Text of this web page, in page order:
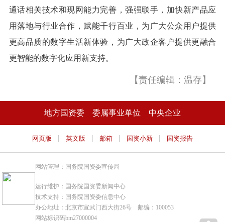
通话相关技术和现网能力完善，强强联手，加快新产品应
用落地与行业合作，赋能千行百业，为广大公众用户提供
更高品质的数字生活新体验，为广大政企客户提供更融合
更智能的数字化应用新支持。
【责任编辑：温存】
地方国资委 委属事业单位 中央企业
网页版 | 英文版 | 邮箱 | 国资小新 | 国资报告
网站管理：国务院国资委宣传局
运行维护：国务院国资委新闻中心
技术支持：国务院国资委信息中心
办公地址：北京市宣武门西大街26号 邮编：100053
网站标识码bm27000004